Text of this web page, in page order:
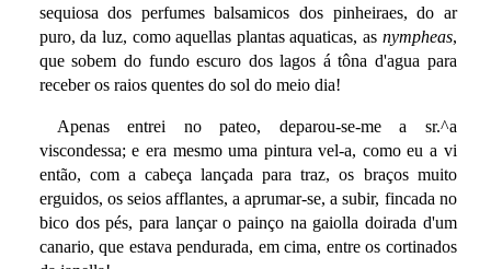
sequiosa dos perfumes balsamicos dos pinheiraes, do ar
puro, da luz, como aquellas plantas aquaticas, as nympheas,
que sobem do fundo escuro dos lagos á tôna d'agua para
receber os raios quentes do sol do meio dia!
Apenas entrei no pateo, deparou-se-me a sr.^a
viscondessa; e era mesmo uma pintura vel-a, como eu a vi
então, com a cabeça lançada para traz, os braços muito
erguidos, os seios afflantes, a aprumar-se, a subir, fincada no
bico dos pés, para lançar o painço na gaiolla doirada d'um
canario, que estava pendurada, em cima, entre os cortinados